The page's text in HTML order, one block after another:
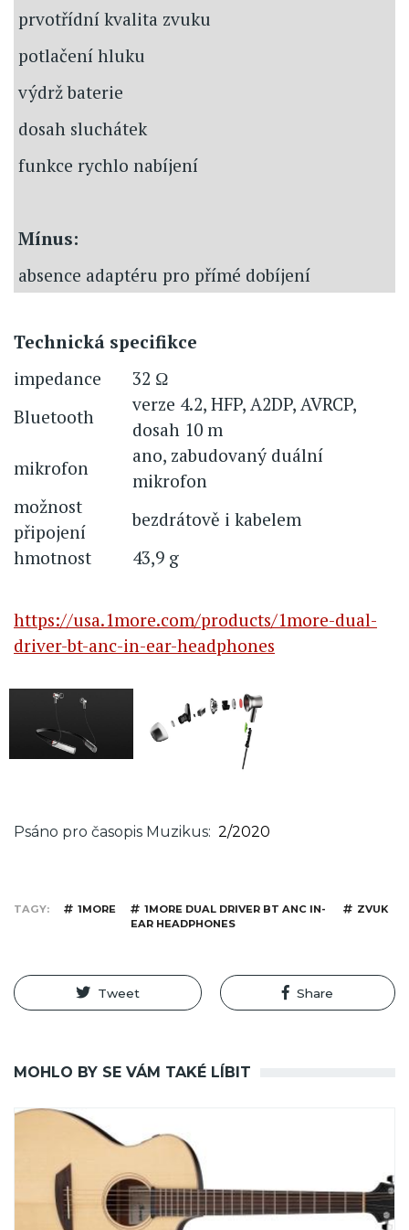
prvotřídní kvalita zvuku
potlačení hluku
výdrž baterie
dosah sluchátek
funkce rychlo nabíjení
Mínus:
absence adaptéru pro přímé dobíjení
Technická specifikce
impedance
32 Ω
Bluetooth
verze 4.2, HFP, A2DP, AVRCP,
dosah 10 m
mikrofon
ano, zabudovaný duální
mikrofon
možnost
připojení
bezdrátově i kabelem
hmotnost
43,9 g
https://usa.1more.com/products/1more-dual-
driver-bt-anc-in-ear-headphones
Psáno pro časopis Muzikus 2/2020
TAGY 1MORE
1MORE DUAL DRIVER BT ANC IN-
EAR HEADPHONES
ZVUK
Tweet Share
MOHLO BY SE VÁM TAKÉ LÍBIT